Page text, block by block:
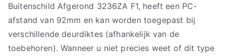
Buitenschild Afgerond 3236ZA F1, heeft een PC-
afstand van 92mm en kan worden toegepast bij
verschillende deurdiktes (afhankelijk van de
toebehoren). Wanneer u niet precies weet of dit type